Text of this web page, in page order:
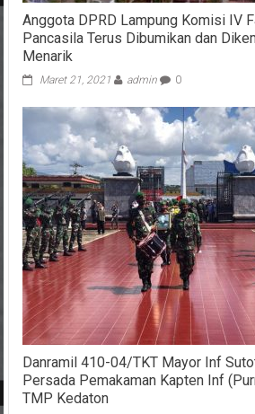
Anggota DPRD Lampung Komisi IV
Pancasila Terus Dibumikan dan
Menarik
Maret 21, 2021 admin 0
Danramil 410-04/TKT Mayor Inf
Persada Pemakaman Kapten Inf
TMP Kedaton